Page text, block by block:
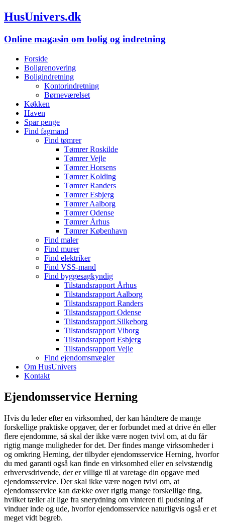
HusUnivers.dk
Online magasin om bolig og indretning
Forside
Boligrenovering
Boligindretning
Kontorindretning
Børneværelset
Køkken
Haven
Spar penge
Find fagmand
Find tømrer
Tømrer Roskilde
Tømrer Vejle
Tømrer Horsens
Tømrer Kolding
Tømrer Randers
Tømrer Esbjerg
Tømrer Aalborg
Tømrer Odense
Tømrer Århus
Tømrer København
Find maler
Find murer
Find elektriker
Find VSS-mand
Find byggesagkyndig
Tilstandsrapport Århus
Tilstandsrapport Aalborg
Tilstandsrapport Randers
Tilstandsrapport Odense
Tilstandsrapport Silkeborg
Tilstandsrapport Viborg
Tilstandsrapport Esbjerg
Tilstandsrapport Vejle
Find ejendomsmægler
Om HusUnivers
Kontakt
Ejendomsservice Herning
Hvis du leder efter en virksomhed, der kan håndtere de mange
forskellige praktiske opgaver, der er forbundet med at drive én eller
flere ejendomme, så skal der ikke være nogen tvivl om, at du får
rigtig mange muligheder for det. Der findes mange virksomheder i
og omkring Herning, der tilbyder ejendomsservice Herning, hvorfor
du med garanti også kan finde en virksomhed eller en selvstændig
erhvervsdrivende, der er villige til at varetage din opgave med
ejendomsservice. Der skal ikke være nogen tvivl om, at
ejendomsservice kan dække over rigtig mange forskellige ting,
hvilket tæller alt lige fra snerydning om vinteren til pudsning af
vinduer inde og ude, hvorfor ejendomsservice naturligvis også er et
meget vidt begreb.